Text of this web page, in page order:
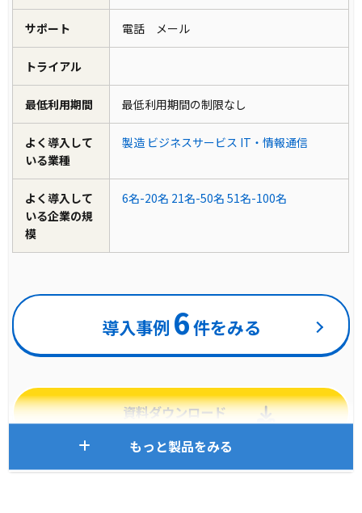
サポート 電話 メール
トライアル
最低利用期間 最低利用期間の制限なし
よく導入して
いる業種
製造 ビジネスサービス IT・情報通信
よく導入して
いる企業の規
模
6名-20名 21名-50名 51名-100名
導入事例 6件をみる
資料ダウンロード
もっと製品をみる